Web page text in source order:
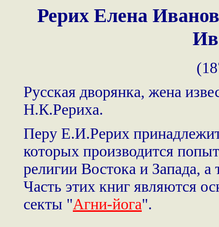
Рерих Елена
Русская дворянка, жена
Н.К.Рериха.
Перу Е.И.Рерих
которых производится
религии Востока и Запада,
Часть этих книг являются
секты "Агни-йога".